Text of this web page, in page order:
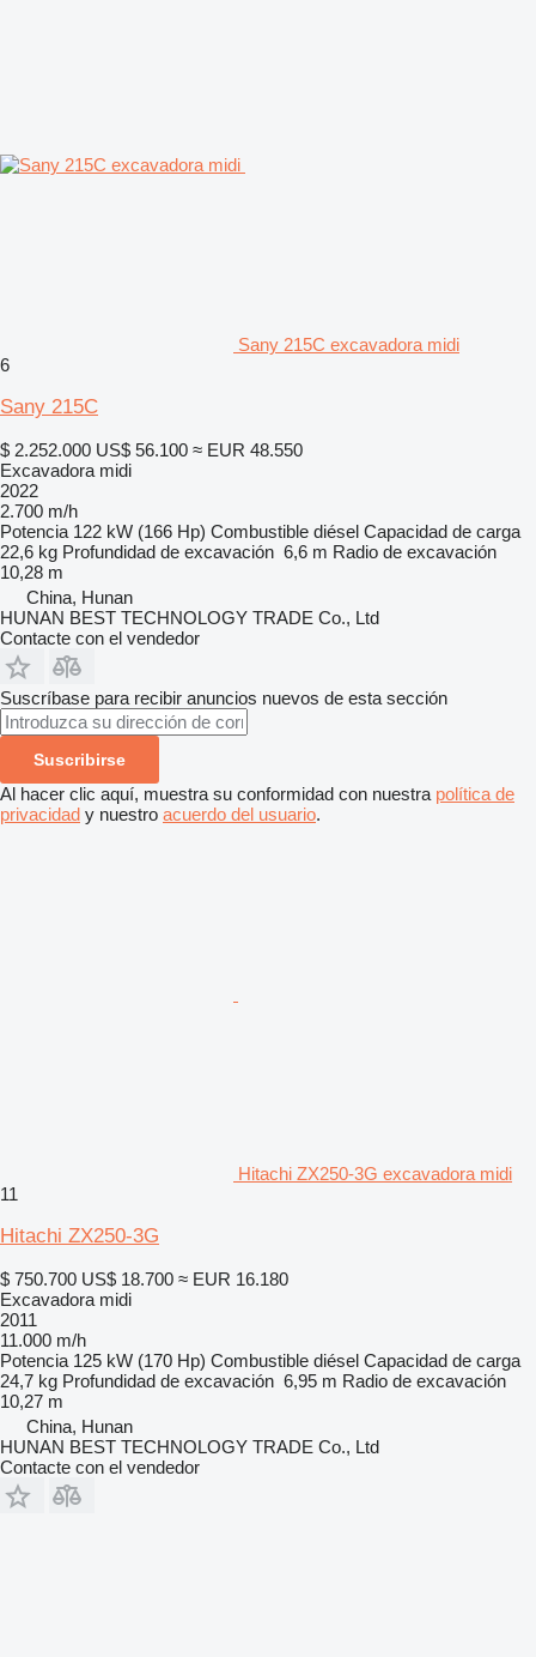
Sany 215C excavadora midi
6
Sany 215C
$ 2.252.000 US$ 56.100 ≈ EUR 48.550
Excavadora midi
2022
2.700 m/h
Potencia 122 kW (166 Hp) Combustible diésel Capacidad de carga
22,6 kg Profundidad de excavación 6,6 m Radio de excavación
10,28 m
China, Hunan
HUNAN BEST TECHNOLOGY TRADE Co., Ltd
Contacte con el vendedor
Suscríbase para recibir anuncios nuevos de esta sección
Suscribirse
Al hacer clic aquí, muestra su conformidad con nuestra política de
privacidad y nuestro acuerdo del usuario.
Hitachi ZX250-3G excavadora midi
11
Hitachi ZX250-3G
$ 750.700 US$ 18.700 ≈ EUR 16.180
Excavadora midi
2011
11.000 m/h
Potencia 125 kW (170 Hp) Combustible diésel Capacidad de carga
24,7 kg Profundidad de excavación 6,95 m Radio de excavación
10,27 m
China, Hunan
HUNAN BEST TECHNOLOGY TRADE Co., Ltd
Contacte con el vendedor